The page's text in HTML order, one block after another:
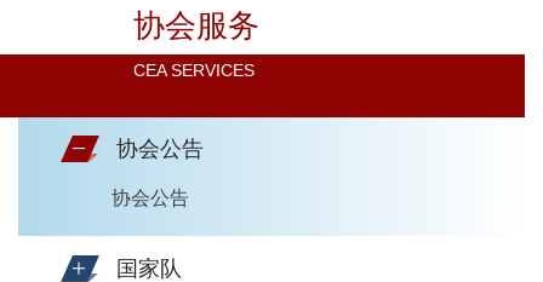
协会服务
CEA SERVICES
协会公告
协会公告
国家队